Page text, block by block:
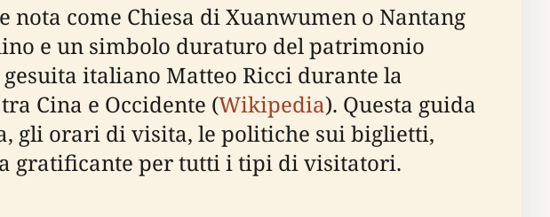
come Chiesa di Xuanwumen o Nantang
e un simbolo duraturo del patrimonio
italiano Matteo Ricci durante la
Cina e Occidente (Wikipedia). Questa guida
gli orari di visita, le politiche sui biglietti,
gratificante per tutti i tipi di visitatori.